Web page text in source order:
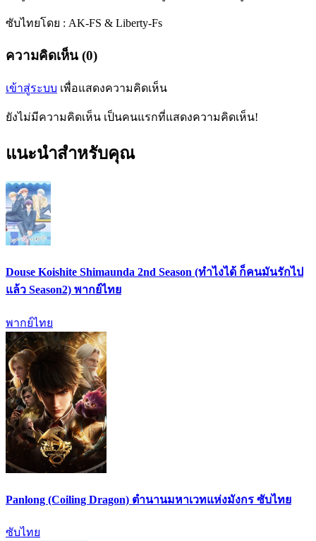
ซับไทยโดย : AK-FS & Liberty-Fs
ความคิดเห็น (0)
เข้าสู่ระบบ เพื่อแสดงความคิดเห็น
ยังไม่มีความคิดเห็น เป็นคนแรกที่แสดงความคิดเห็น!
แนะนำสำหรับคุณ
Douse Koishite Shimaunda 2nd Season (ทำไงได้ ก็คนมันรักไป
แล้ว Season2) พากย์ไทย
พากย์ไทย
Panlong (Coiling Dragon) ตำนานมหาเวทแห่งมังกร ซับไทย
ซับไทย